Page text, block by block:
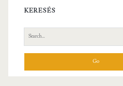
KERESÉS
Search
for: